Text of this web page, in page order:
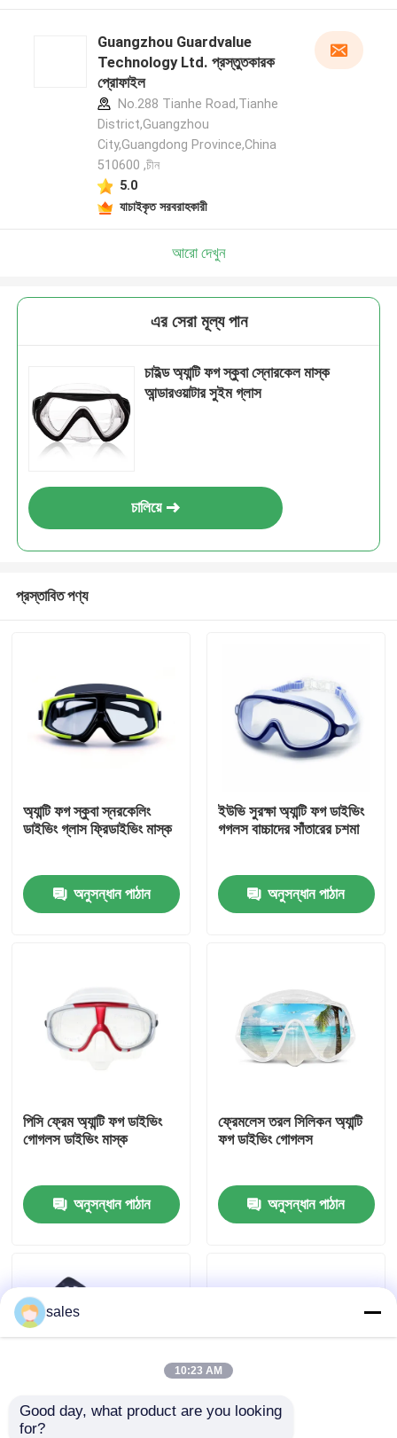
আমাদের সম্পর্কে
যোগাযোগ করুন
উদ্ধৃতির জন্য আবেদন
নিরাপত্তা চশমা গগলস
Guangzhou Guardvalue
Technology Ltd. প্রস্তুতকারক
প্রোফাইল
No.288 Tianhe Road,Tianhe
District,Guangzhou
City,Guangdong Province,China
510600 ,চীন
5.0
যাচাইকৃত সরবরাহকারী
আরো দেখুন
এর সেরা মূল্য পান
চাইল্ড অ্যান্টি ফগ স্কুবা স্নোরকেল মাস্ক
আন্ডারওয়াটার সুইম গ্লাস
চালিয়ে
প্রস্তাবিত পণ্য
অ্যান্টি ফগ স্কুবা স্নরকেলিং
ডাইভিং গ্লাস ফ্রিডাইভিং মাস্ক
অনুসন্ধান পাঠান
ইউভি সুরক্ষা অ্যান্টি ফগ ডাইভিং
গগলস বাচ্চাদের সাঁতারের চশমা
অনুসন্ধান পাঠান
পিসি ফ্রেম অ্যান্টি ফগ ডাইভিং
গোগলস ডাইভিং মাস্ক
অনুসন্ধান পাঠান
ফ্রেমলেস তরল সিলিকন অ্যান্টি
ফগ ডাইভিং গোগলস
অনুসন্ধান পাঠান
ফুড গ্রেড সিলিকন স্ট্র্যাপ এন্টি
sales
10:23 AM
Good day, what product are you looking
for?